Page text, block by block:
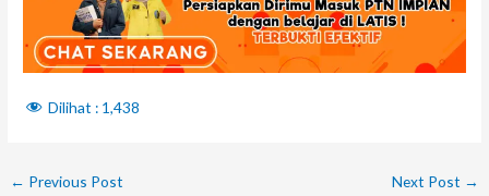
Dilihat : 1,438
← Previous Post Next Post →